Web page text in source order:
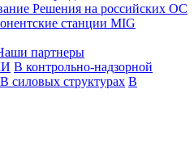
Решения на российских ОС
станции MIG
партнеры
В контрольно-надзорной
В силовых структурах В